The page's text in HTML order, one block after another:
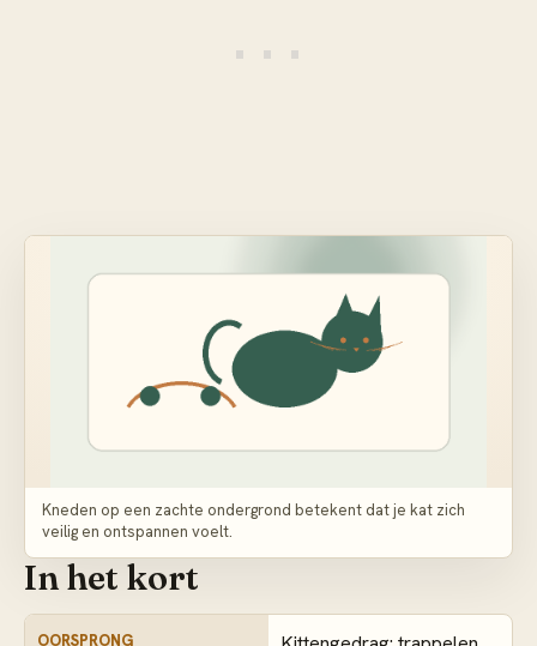
Kneden op een zachte ondergrond betekent dat je kat zich
veilig en ontspannen voelt.
In het kort
OORSPRONG